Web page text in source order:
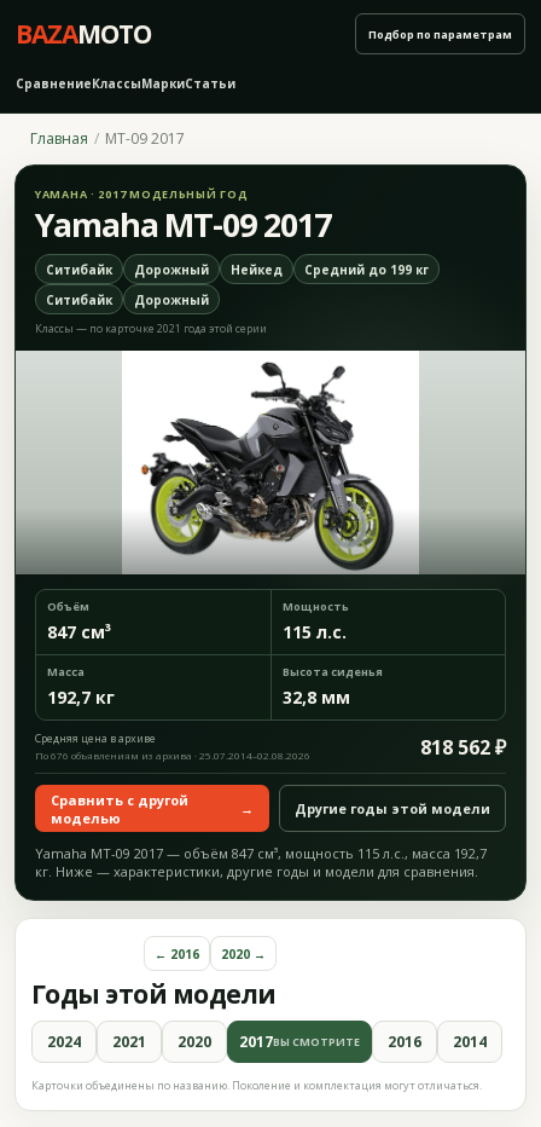
BAZAMOTO
СравнениеКлассыМаркиСтатьи
Подбор по параметрам
Главная MT-09 2017
YAMAHA · 2017 МОДЕЛЬНЫЙ ГОД
Yamaha MT-09 2017
Ситибайк Дорожный Нейкед
Средний до 199 кг
Ситибайк
Дорожный
Классы — по карточке 2021 года этой серии
Объём
847 см³
Мощность
115 л.с.
Масса
192,7 кг
Высота сиденья
32,8 мм
Средняя цена в архиве 818 562 ₽
По 676 объявлениям из архива · 25.07.2014–02.08.2026
Сравнить с другой
моделью
→ Другие годы этой модели
Yamaha MT-09 2017 — объём 847 см³, мощность 115 л.с., масса 192,7
кг. Ниже — характеристики, другие годы и модели для сравнения.
Годы этой модели
← 2016 2020 →
2024 2021 2020 2017ВЫ СМОТРИТЕ 2016 2014
Карточки объединены по названию. Поколение и комплектация могут отличаться.